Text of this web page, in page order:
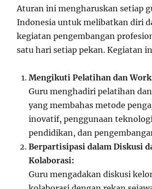
Aturan ini mengharuskan setiap
Indonesia untuk melibatkan diri
kegiatan pengembangan
satu hari setiap pekan. Kegiatan
Mengikuti Pelatihan dan
Guru menghadiri pelatihan
yang membahas metode
inovatif, penggunaan
pendidikan, dan
Berpartisipasi dalam Diskusi
Kolaborasi:
Guru mengadakan diskusi